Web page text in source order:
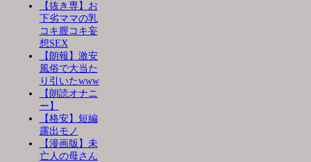
【抜き専】お
下劣ママの乳
コキ膣コキ妄
想SEX
【朗報】激安
風俗で大当た
り引いたwww
【朗読オナニ
ー】
【格安】短編
露出モノ
【漫画版】未
亡人の母さん